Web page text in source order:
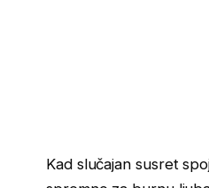
Kad slučajan susret